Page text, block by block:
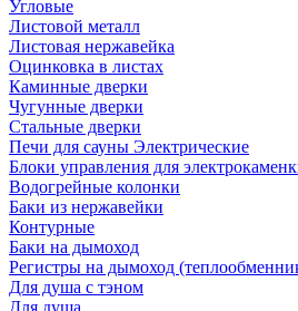
Угловые
Листовой металл
Листовая нержавейка
Оцинковка в листах
Каминные дверки
Чугунные дверки
Стальные дверки
Печи для сауны Электрические
Блоки управления для
Водогрейные колонки
Баки из нержавейки
Контурные
Баки на дымоход
Регистры на дымоход
Для душа с тэном
Для душа